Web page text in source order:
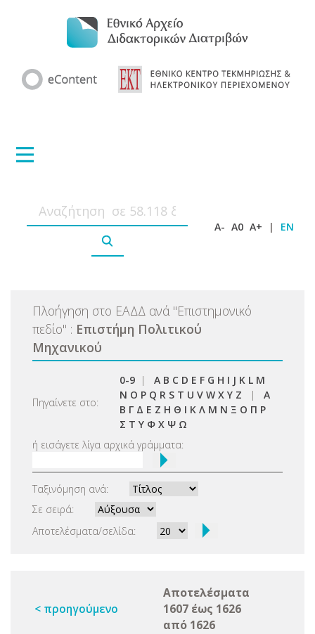
A- A0 A+ | EN
Πλοήγηση στο ΕΑΔΔ ανά "Επιστημονικό
πεδίο" : Επιστήμη Πολιτικού
Μηχανικού
Πηγαίνετε στο:
0-9 | A B C D E F G H I J K L M
N O P Q R S T U V W X Y Z | Α
Β Γ Δ Ε Ζ Η Θ Ι Κ Λ Μ Ν Ξ Ο Π Ρ
Σ Τ Υ Φ Χ Ψ Ω
ή εισάγετε λίγα αρχικά γράμματα:
Ταξινόμηση ανά:
Σε σειρά:
Αποτελέσματα/σελίδα:
< προηγούμενο
Αποτελέσματα
1607 έως 1626
από 1626